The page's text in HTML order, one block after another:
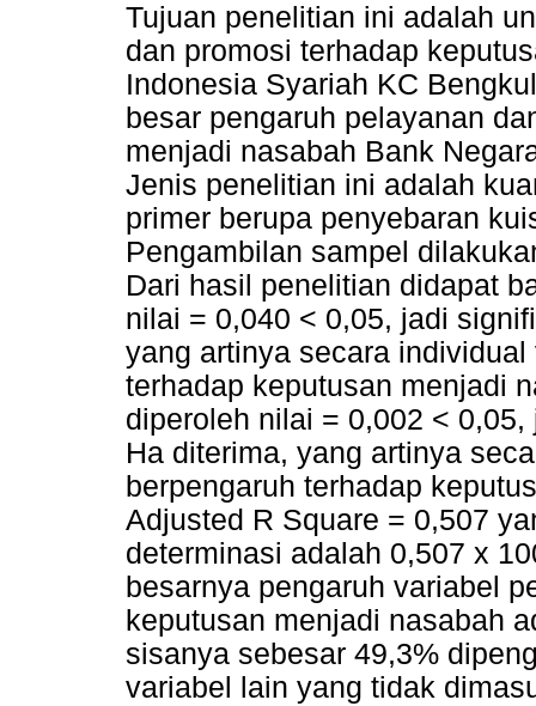
Tujuan penelitian ini adalah
dan promosi terhadap
Indonesia Syariah KC
besar pengaruh pelayanan
menjadi nasabah Bank
Jenis penelitian ini adalah
primer berupa penyebaran
Pengambilan sampel
Dari hasil penelitian didapat
nilai = 0,040 < 0,05, jadi
yang artinya secara
terhadap keputusan menjadi
diperoleh nilai = 0,002 <
Ha diterima, yang artinya
berpengaruh terhadap
Adjusted R Square = 0,507
determinasi adalah 0,507 x
besarnya pengaruh variabel
keputusan menjadi nasabah
sisanya sebesar 49,3%
variabel lain yang tidak